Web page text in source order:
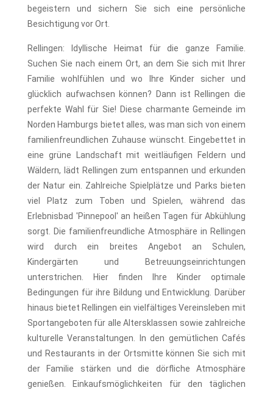
begeistern und sichern Sie sich eine persönliche
Besichtigung vor Ort.
Rellingen: Idyllische Heimat für die ganze Familie.
Suchen Sie nach einem Ort, an dem Sie sich mit Ihrer
Familie wohlfühlen und wo Ihre Kinder sicher und
glücklich aufwachsen können? Dann ist Rellingen die
perfekte Wahl für Sie! Diese charmante Gemeinde im
Norden Hamburgs bietet alles, was man sich von einem
familienfreundlichen Zuhause wünscht. Eingebettet in
eine grüne Landschaft mit weitläufigen Feldern und
Wäldern, lädt Rellingen zum entspannen und erkunden
der Natur ein. Zahlreiche Spielplätze und Parks bieten
viel Platz zum Toben und Spielen, während das
Erlebnisbad 'Pinnepool' an heißen Tagen für Abkühlung
sorgt. Die familienfreundliche Atmosphäre in Rellingen
wird durch ein breites Angebot an Schulen,
Kindergärten und Betreuungseinrichtungen
unterstrichen. Hier finden Ihre Kinder optimale
Bedingungen für ihre Bildung und Entwicklung. Darüber
hinaus bietet Rellingen ein vielfältiges Vereinsleben mit
Sportangeboten für alle Altersklassen sowie zahlreiche
kulturelle Veranstaltungen. In den gemütlichen Cafés
und Restaurants in der Ortsmitte können Sie sich mit
der Familie stärken und die dörfliche Atmosphäre
genießen. Einkaufsmöglichkeiten für den täglichen